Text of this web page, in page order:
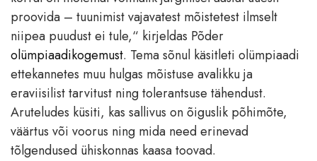
proovida – tuunimist vajavatest mõistetest ilmselt
niipea puudust ei tule,“ kirjeldas Põder
olümpiaadikogemust. Tema sõnul käsitleti olümpiaadi
ettekannetes muu hulgas mõistuse avalikku ja
eraviisilist tarvitust ning tolerantsuse tähendust.
Aruteludes küsiti, kas sallivus on õiguslik põhimõte,
väärtus või voorus ning mida need erinevad
tõlgendused ühiskonnas kaasa toovad.